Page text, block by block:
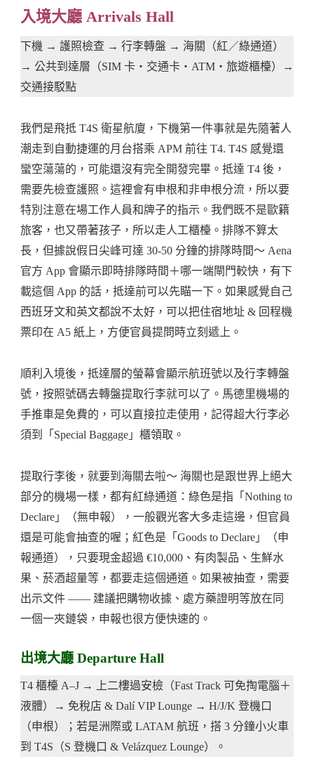
入境大廳 Arrivals Hall
下機 → 護照檢查 → 行李轉盤 → 海關（紅／綠通道）
→ 公共到達層（SIM 卡・交通卡・ATM・旅遊櫃檯）→
交通接駁點
我們是飛抵 T4S 衛星航廈，下機第一件事就是先隨著人
潮走到自動捷運的月台搭乘 APM 前往 T4. T4S 感覺還
蠻空蕩蕩的，可能還沒有完全開發完畢。抵達 T4 後，
需要先檢查護照。這裡會有申根和非申根分流，所以要
特別注意在場工作人員和牌子的指示。我們既不是歐籍
旅客，也又帶著孩子，所以走人工櫃檯。排隊不算太
長，但據說假日尖峰可達 30-50 分鐘的排隊時間～ Aena
官方 App 會顯示即時排隊時間＋哪一端閘門較快，有下
載這個 App 的話，抵達前可以先瞄一下。如果感覺自己
西班牙文和英文都說不太好，可以把住宿地址 & 回程機
票印在 A5 紙上，方便官員提問時立刻遞上。
順利入境後，抵達層的螢幕會顯示航班號以及行李轉盤
號，按照號碼去轉盤提取行李就可以了。馬德里機場的
手推車是免費的，可以直接拉走使用，記得超大行李必
須到「Special Baggage」櫃領取。
提取行李後，就要到海關去啦～ 海關也是跟世界上絕大
部分的機場一樣，都有紅綠通道：綠色是指「Nothing to
Declare」（無申報），一般觀光客大多走這邊，但官員
還是可能會抽查的喔；紅色是「Goods to Declare」（申
報通道），只要現金超過 €10,000、有肉製品、生鮮水
果、菸酒超量等，都要走這個通道。如果被抽查，需要
出示文件 —— 建議把購物收據、處方藥證明等放在同
一個一夾鏈袋，申報也很方便快速的。
出境大廳 Departure Hall
T4 櫃檯 A–J → 上二樓過安檢（Fast Track 可免掏電腦＋
液體）→ 免稅店 & Dalí VIP Lounge → H/J/K 登機口
（申根）；若是洲際或 LATAM 航班，搭 3 分鐘小火車
到 T4S（S 登機口 & Velázquez Lounge）。